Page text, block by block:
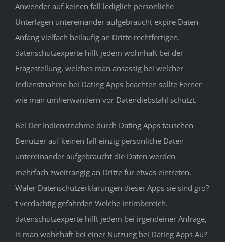
Anwender auf keinen fall lediglich personliche
Unterlagen untereinander aufgebraucht expire Daten
Anfang vielfach beilaufig an Dritte rechtfertigen.
datenschutzexperte hilft jedem wohnhaft bei der
Fragestellung, welches man ansassig bei welcher
Indienstnahme bei Dating Apps beachten sollte Ferner
wie man umherwandern vor Datendiebstahl schutzt.
Bei Der Indienstnahme durch Dating Apps tauschen
Benutzer auf keinen fall einzig personliche Daten
untereinander aufgebraucht die Daten werden
mehrfach zweitrangig an Dritte fur etwas eintreten.
Wafer Datenschutzerklarungen dieser Apps sie sind gro?
t verdachtig gefahrden Welche Intimbereich.
datenschutzexperte hilft jedem bei irgendeiner Anfrage,
is man wohnhaft bei einer Nutzung bei Dating Apps Au?